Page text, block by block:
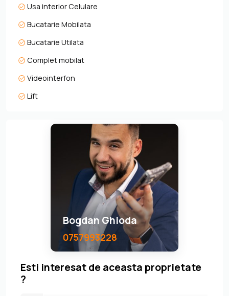
Usa interior Celulare
Bucatarie Mobilata
Bucatarie Utilata
Complet mobilat
Videointerfon
Lift
Bogdan Ghioda
0757993228
Esti interesat de aceasta proprietate
?